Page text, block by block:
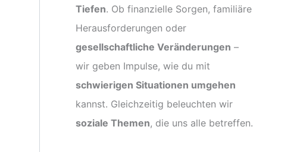
Tiefen. Ob finanzielle Sorgen, familiäre
Herausforderungen oder
gesellschaftliche Veränderungen –
wir geben Impulse, wie du mit
schwierigen Situationen umgehen
kannst. Gleichzeitig beleuchten wir
soziale Themen, die uns alle betreffen.